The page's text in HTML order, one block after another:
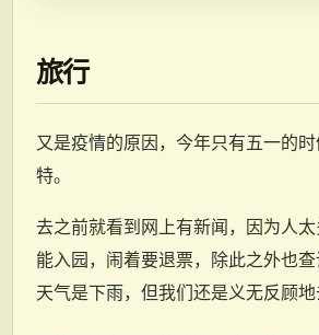
旅行
又是疫情的原因，今年只有五一的
特。
去之前就看到网上有新闻，因为人
能入园，闹着要退票，除此之外也
天气是下雨，但我们还是义无反顾地